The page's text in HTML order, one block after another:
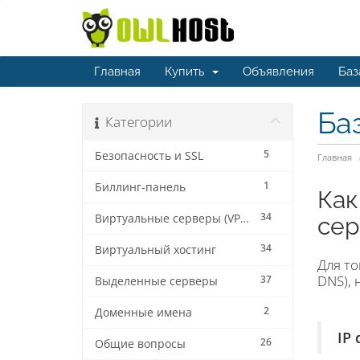
Главная Купить Объявления
Главная
Категории
5
Безопасность и SSL
1
Биллинг-панель
34
Виртуальные серверы (VPS/VDS)
34
Виртуальный хостинг
37
Выделенные серверы
2
Доменные имена
26
Общие вопросы
Для
DNS),
IP